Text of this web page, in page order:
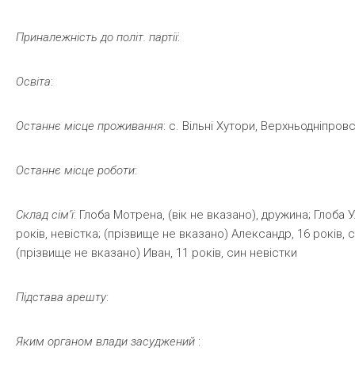
Приналежність до політ. партії:
Освіта:
Останнє місце проживання: с. Вільні Хутори,
Останнє місце роботи:
Склад сім’ї: Глоба Мотрена, (вік не вказано), дружина; Глоба
років, невістка; (прізвище не вказано) Александр, 16 років,
(прізвище не вказано) Иван, 11 років, син невістки
Підстава арешту:
Яким органом влади засуджений :